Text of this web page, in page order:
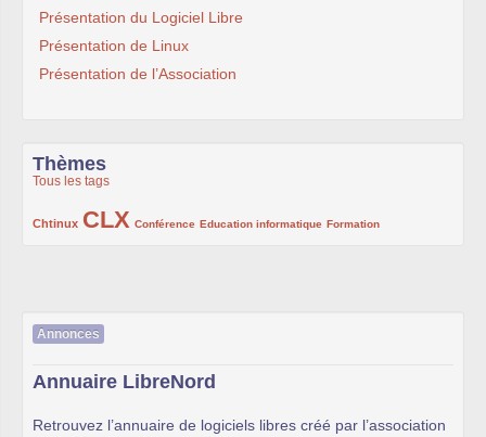
Présentation du Logiciel Libre
Présentation de Linux
Présentation de l’Association
Thèmes
Tous les tags
Chtinux
222/1002CLX
1002/1002 Conférence
132/1002 Education informatique
119/1002 Formation
168/1002
Annonces
Annuaire LibreNord
Retrouvez l’annuaire de logiciels libres créé par l’association